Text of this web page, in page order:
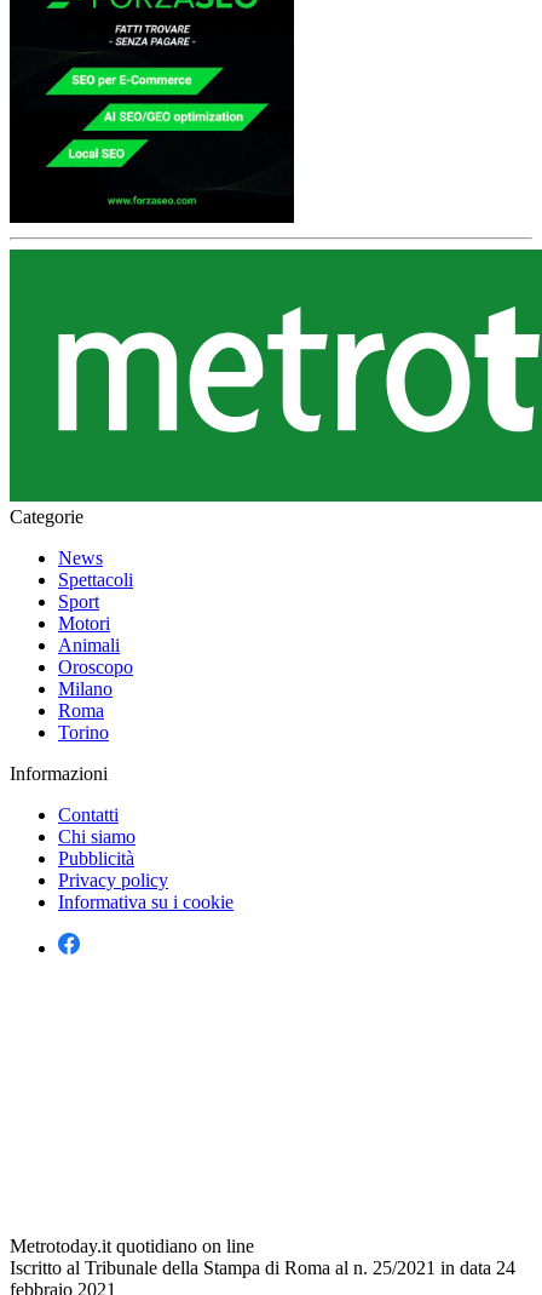
Categorie
News
Spettacoli
Sport
Motori
Animali
Oroscopo
Milano
Roma
Torino
Informazioni
Contatti
Chi siamo
Pubblicità
Privacy policy
Informativa su i cookie
Metrotoday.it quotidiano on line
Iscritto al Tribunale della Stampa di Roma al n. 25/2021 in data 24
febbraio 2021